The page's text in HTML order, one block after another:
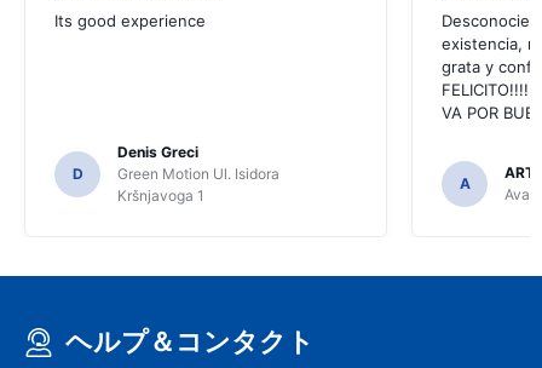
Its good experience
D
Denis Greci
Green Motion Ul. Isidora
Kršnjavoga 1
existencia,
grata y
FELICITO!!!!,
VA POR
A
ヘルプ＆コンタクト